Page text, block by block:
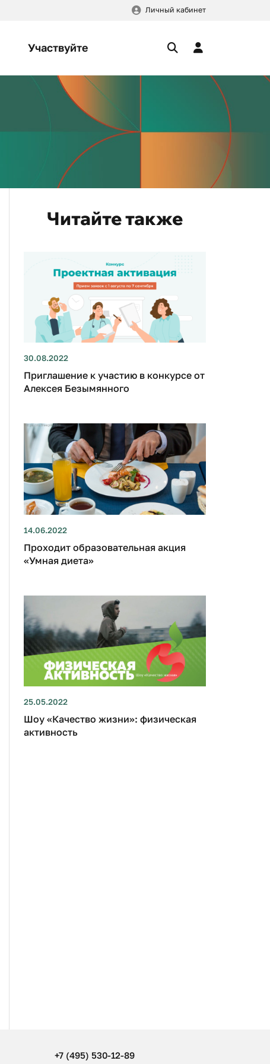
Личный кабинет
Участвуйте
Читайте также
30.08.2022
Приглашение к участию в конкурсе от
Алексея Безымянного
14.06.2022
Проходит образовательная акция
«Умная диета»
25.05.2022
Шоу «Качество жизни»: физическая
активность
+7 (495) 530-12-89